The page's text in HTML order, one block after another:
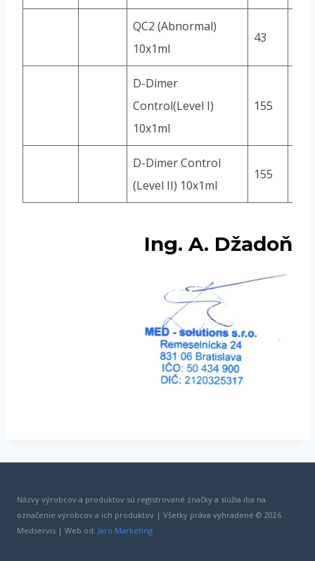
QC2 (Abnormal)
10x1ml
43
D-Dimer
Control(Level I)
10x1ml
155
D-Dimer Control
(Level II) 10x1ml
155
Ing. A. Džadoň
Názvy výrobcov a produktov sú registrované značky a slúžia iba na
označenie výrobcov a ich produktov | Všetky práva vyhradené © 2026
Medservis | Web od: Jaro Marketing